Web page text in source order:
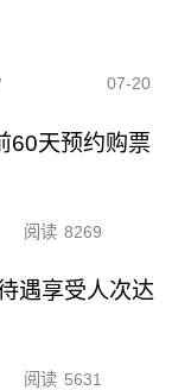
07-20
60天预约购票
阅读 8269
遇享受人次达
阅读 5631